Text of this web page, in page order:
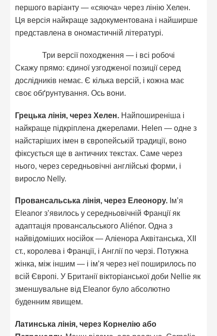
першого варіанту — «сяюча» через лінію Хелен.
Ця версія найкраще задокументована і найширше
представлена в ономастичній літературі.
Три версії походження — і всі робочі
Скажу прямо: єдиної узгодженої позиції серед
дослідників немає. Є кілька версій, і кожна має
своє обґрунтування. Ось вони.
Грецька лінія, через Хелен. Найпоширеніша і
найкраще підкріплена джерелами. Helen — одне з
найстаріших імен в європейській традиції, воно
фіксується ще в античних текстах. Саме через
нього, через середньовічні англійські форми, і
виросло Nelly.
Провансальська лінія, через Елеонору. Ім’я
Eleanor з’явилось у середньовічній Франції як
адаптація провансальського Aliénor. Одна з
найвідоміших носійок — Аліенора Аквітанська, XII
ст., королева і Франції, і Англії по черзі. Потужна
жінка, між іншим — і ім’я через неї поширилось по
всій Європі. У Британії вікторіанської доби Nellie як
зменшувальне від Eleanor було абсолютно
буденним явищем.
Латинська лінія, через Корнелію або